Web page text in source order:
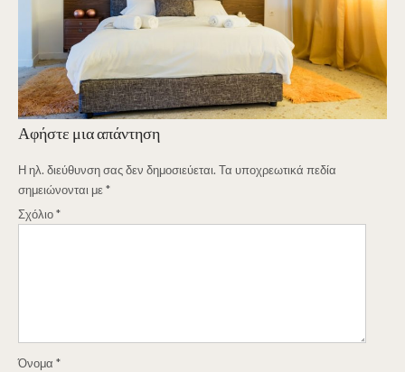
Αφήστε μια απάντηση
Η ηλ. διεύθυνση σας δεν δημοσιεύεται. Τα υποχρεωτικά πεδία
σημειώνονται με*
Σχόλιο*
Όνομα *